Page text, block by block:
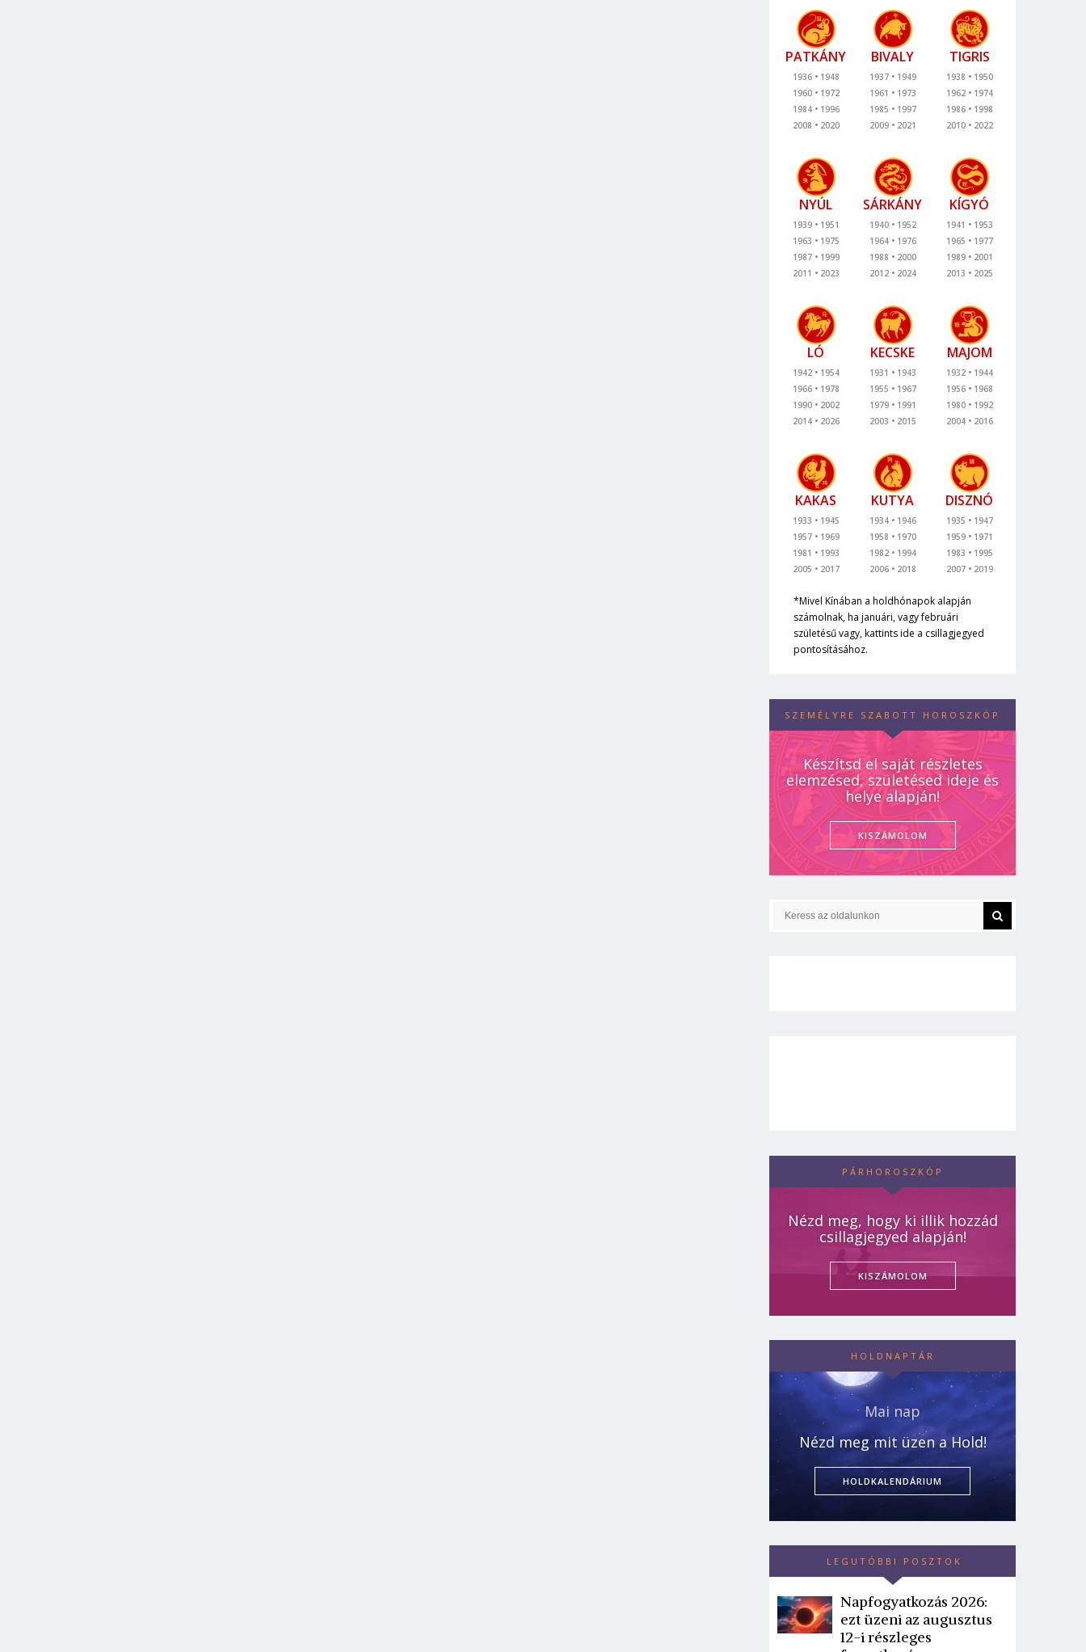
PATKÁNY
1936
1948
1960
1972
1984
1996
2008
2020
BIVALY
1937
1949
1961
1973
1985
1997
2009
2021
TIGRIS
1938
1950
1962
1974
1986
1998
2010
2022
NYÚL
1939
1951
1963
1975
1987
1999
2011
2023
SÁRKÁNY
1940
1952
1964
1976
1988
2000
2012
2024
KÍGYÓ
1941
1953
1965
1977
1989
2001
2013
2025
LÓ
1942
1954
1966
1978
1990
2002
2014
2026
KECSKE
1931
1943
1955
1967
1979
1991
2003
2015
MAJOM
1932
1944
1956
1968
1980
1992
2004
2016
KAKAS
1933
1945
1957
1969
1981
1993
2005
2017
KUTYA
1934
1946
1958
1970
1982
1994
2006
2018
DISZNÓ
1935
1947
1959
1971
1983
1995
2007
2019
*Mivel Kínában a holdhónapok alapján
számolnak, ha januári, vagy februári
születésű vagy, kattints ide a csillagjegyed
pontosításához.
SZEMÉLYRE SZABOTT HOROSZKÓP
Készítsd el saját részletes
elemzésed, születésed ideje és
helye alapján!
KISZÁMOLOM
PÁRHOROSZKÓP
Nézd meg, hogy ki illik hozzád
csillagjegyed alapján!
KISZÁMOLOM
HOLDNAPTÁR
Mai nap
Nézd meg mit üzen a Hold!
HOLDKALENDÁRIUM
LEGUTÓBBI POSZTOK
Napfogyatkozás 2026:
ezt üzeni az augusztus
12-i részleges